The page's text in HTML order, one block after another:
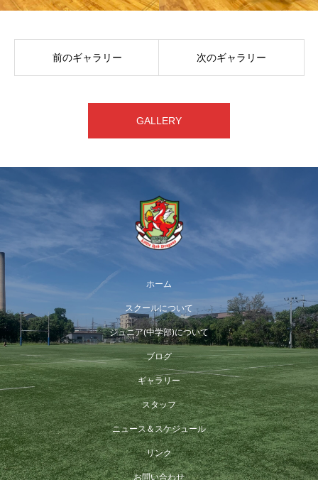
前のギャラリー 次のギャラリー
GALLERY
ホーム
スクールについて
ジュニア(中学部)について
ブログ
ギャラリー
スタッフ
ニュース＆スケジュール
リンク
お問い合わせ